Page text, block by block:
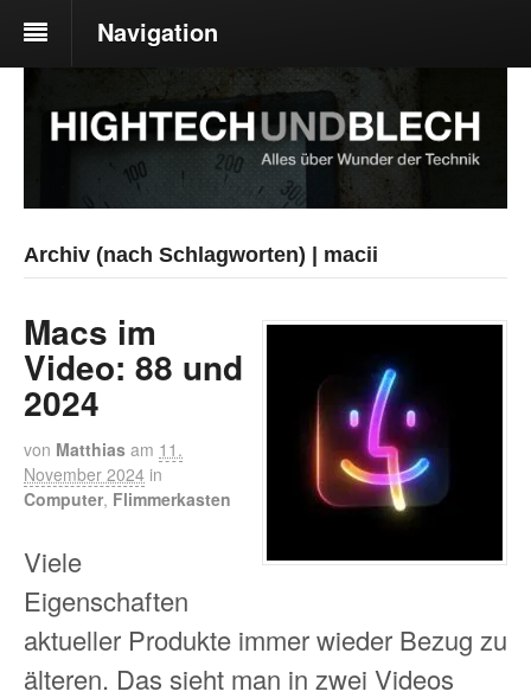
Navigation
Archiv (nach Schlagworten) | macii
Macs im
Video: 88 und
2024
von Matthias am 11.
November 2024 in
Computer, Flimmerkasten
Viele
Eigenschaften
aktueller Produkte immer wieder Bezug zu
älteren. Das sieht man in zwei Videos